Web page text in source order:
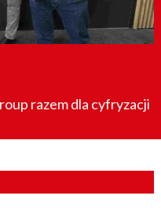
razem dla cyfryzacji